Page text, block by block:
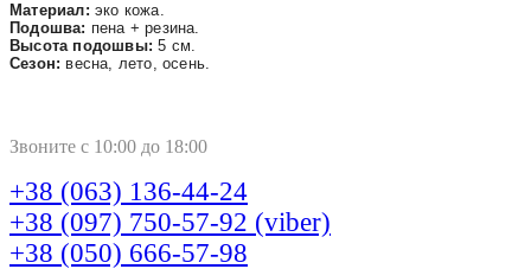
Материал: эко кожа.
Подошва: пена + резина.
Высота подошвы: 5 см.
Сезон: весна, лето, осень.
Звоните с 10:00 до 18:00
+38 (063) 136-44-24
+38 (097) 750-57-92 (viber)
+38 (050) 666-57-98